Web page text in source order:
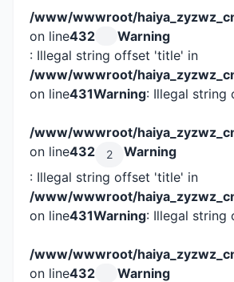
/www/wwwroot/
on line432
Warning
: Illegal string offset 'title' in
/www/wwwroot/
on line431Warning: Illegal string
/www/wwwroot/
on line432 2
Warning
: Illegal string offset 'title' in
/www/wwwroot/
on line431Warning: Illegal string
/www/wwwroot/
on line432
Warning